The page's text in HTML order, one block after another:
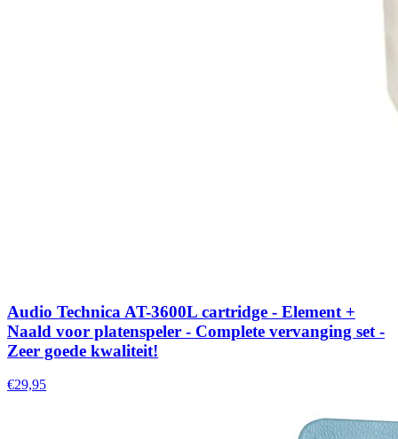
Audio Technica AT-3600L cartridge - Element +
Naald voor platenspeler - Complete vervanging set -
Zeer goede kwaliteit!
€29,95